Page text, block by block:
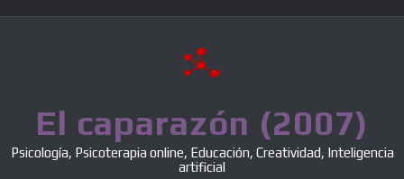
El caparazón (2007)
Psicología, Psicoterapia online, Educación, Creatividad, Inteligencia
artificial